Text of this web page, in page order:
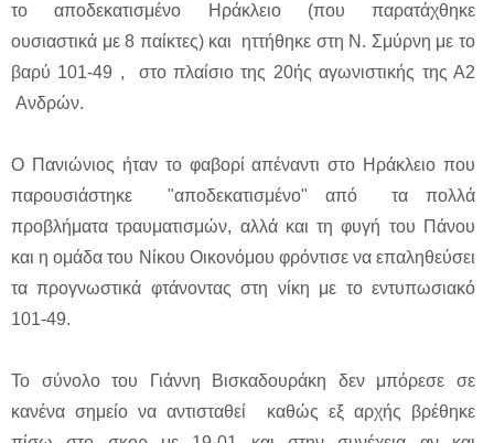
το αποδεκατισμένο Ηράκλειο (που παρατάχθηκε
ουσιαστικά με 8 παίκτες) και ηττήθηκε στη Ν. Σμύρνη με το
βαρύ 101-49 , στο πλαίσιο της 20ής αγωνιστικής της Α2
Ανδρών.
Ο Πανιώνιος ήταν το φαβορί απέναντι στο Ηράκλειο που
παρουσιάστηκε "αποδεκατισμένο" από τα πολλά
προβλήματα τραυματισμών, αλλά και τη φυγή του Πάνου
και η ομάδα του Νίκου Οικονόμου φρόντισε να επαληθεύσει
τα προγνωστικά φτάνοντας στη νίκη με το εντυπωσιακό
101-49.
Το σύνολο του Γιάννη Βισκαδουράκη δεν μπόρεσε σε
κανένα σημείο να αντισταθεί καθώς εξ αρχής βρέθηκε